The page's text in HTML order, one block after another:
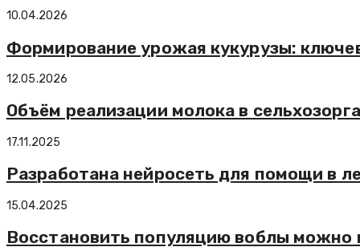
10.04.2026
Формирование урожая кукурузы:
12.05.2026
Объём реализации молока в
17.11.2025
Разработана нейросеть для помощи в
15.04.2025
Восстановить популяцию воблы можно